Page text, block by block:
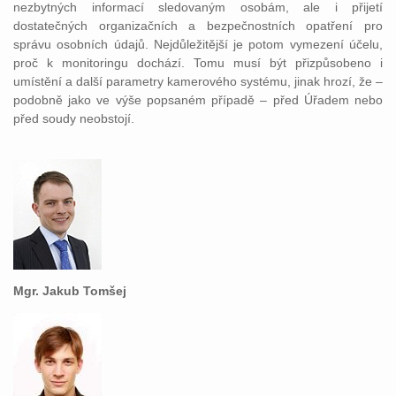
nezbytných informací sledovaným osobám, ale i přijetí
dostatečných organizačních a bezpečnostních opatření pro
správu osobních údajů. Nejdůležitější je potom vymezení účelu,
proč k monitoringu dochází. Tomu musí být přizpůsobeno i
umístění a další parametry kamerového systému, jinak hrozí, že –
podobně jako ve výše popsaném případě – před Úřadem nebo
před soudy neobstojí.
Mgr. Jakub Tomšej